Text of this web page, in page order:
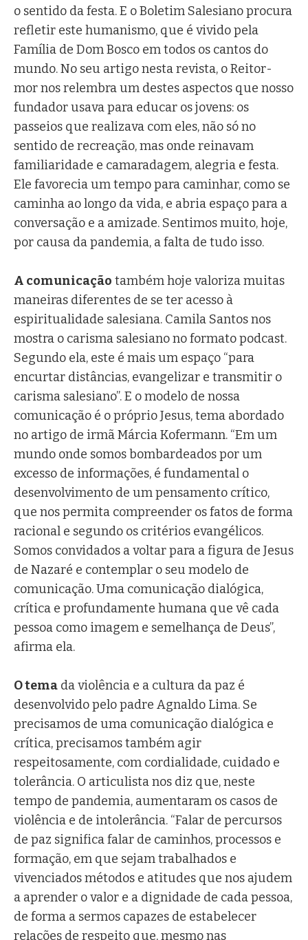
o sentido da festa. E o Boletim Salesiano procura
refletir este humanismo, que é vivido pela
Família de Dom Bosco em todos os cantos do
mundo. No seu artigo nesta revista, o Reitor-
mor nos relembra um destes aspectos que nosso
fundador usava para educar os jovens: os
passeios que realizava com eles, não só no
sentido de recreação, mas onde reinavam
familiaridade e camaradagem, alegria e festa.
Ele favorecia um tempo para caminhar, como se
caminha ao longo da vida, e abria espaço para a
conversação e a amizade. Sentimos muito, hoje,
por causa da pandemia, a falta de tudo isso.
A comunicação também hoje valoriza muitas
maneiras diferentes de se ter acesso à
espiritualidade salesiana. Camila Santos nos
mostra o carisma salesiano no formato podcast.
Segundo ela, este é mais um espaço “para
encurtar distâncias, evangelizar e transmitir o
carisma salesiano”. E o modelo de nossa
comunicação é o próprio Jesus, tema abordado
no artigo de irmã Márcia Kofermann. “Em um
mundo onde somos bombardeados por um
excesso de informações, é fundamental o
desenvolvimento de um pensamento crítico,
que nos permita compreender os fatos de forma
racional e segundo os critérios evangélicos.
Somos convidados a voltar para a figura de Jesus
de Nazaré e contemplar o seu modelo de
comunicação. Uma comunicação dialógica,
crítica e profundamente humana que vê cada
pessoa como imagem e semelhança de Deus”,
afirma ela.
O tema da violência e a cultura da paz é
desenvolvido pelo padre Agnaldo Lima. Se
precisamos de uma comunicação dialógica e
crítica, precisamos também agir
respeitosamente, com cordialidade, cuidado e
tolerância. O articulista nos diz que, neste
tempo de pandemia, aumentaram os casos de
violência e de intolerância. “Falar de percursos
de paz significa falar de caminhos, processos e
formação, em que sejam trabalhados e
vivenciados métodos e atitudes que nos ajudem
a aprender o valor e a dignidade de cada pessoa,
de forma a sermos capazes de estabelecer
relações de respeito que, mesmo nas